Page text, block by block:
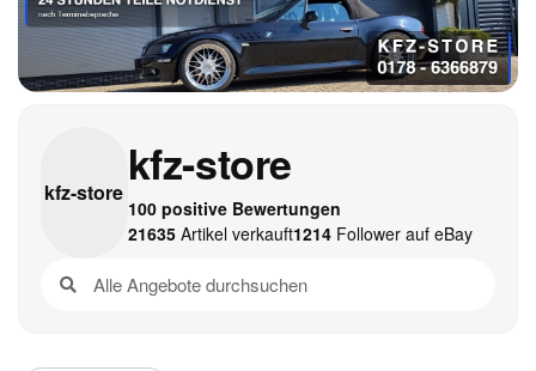
kfz-store
kfz-store
100 positive Bewertungen
21635Artikel verkauft1214Follower auf eBay